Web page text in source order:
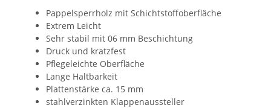
Pappelsperrholz mit Schichtstoffoberfläche
Extrem Leicht
Sehr stabil mit 06 mm Beschichtung
Druck und kratzfest
Pflegeleichte Oberfläche
Lange Haltbarkeit
Plattenstärke ca. 15 mm
stahlverzinkten Klappenaussteller